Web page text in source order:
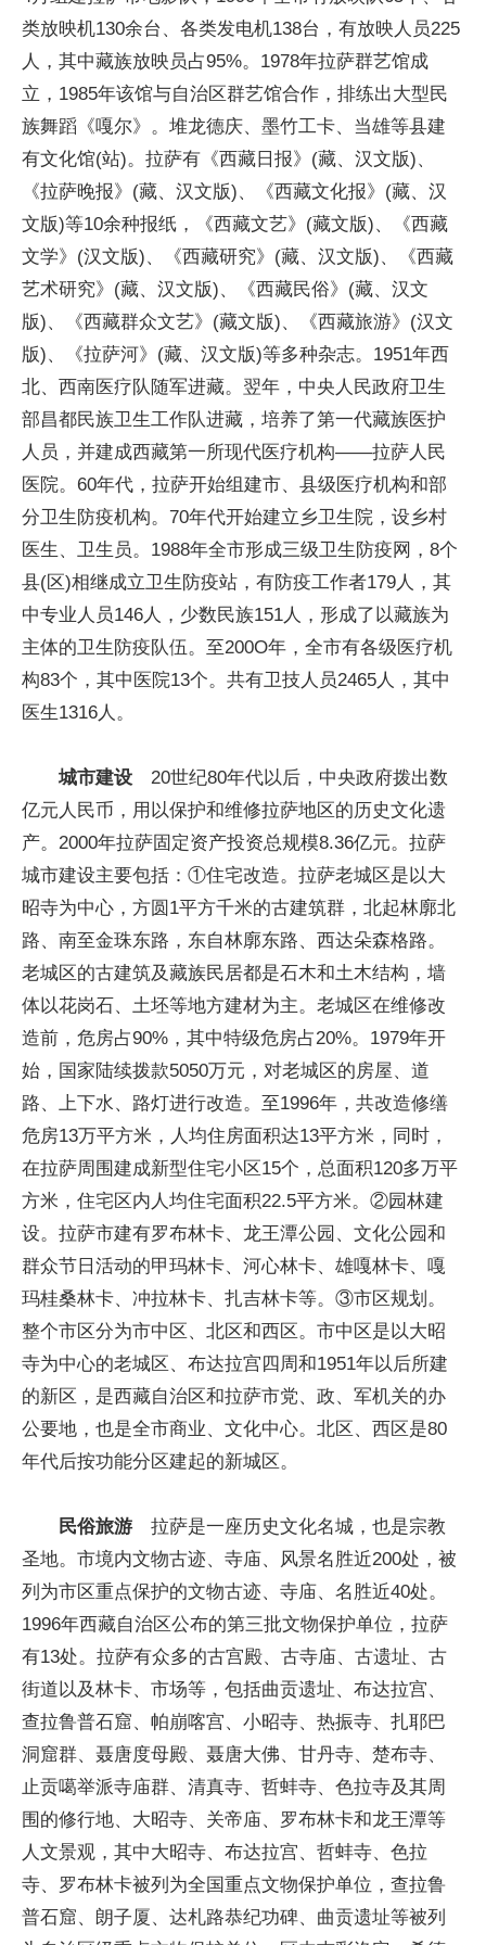
类放映机130余台、各类发电机138台，有放映人员225
人，其中藏族放映员占95%。1978年拉萨群艺馆成
立，1985年该馆与自治区群艺馆合作，排练出大型民
族舞蹈《嘎尔》。堆龙德庆、墨竹工卡、当雄等县建
有文化馆(站)。拉萨有《西藏日报》(藏、汉文版)、
《拉萨晚报》(藏、汉文版)、《西藏文化报》(藏、汉
文版)等10余种报纸，《西藏文艺》(藏文版)、《西藏
文学》(汉文版)、《西藏研究》(藏、汉文版)、《西藏
艺术研究》(藏、汉文版)、《西藏民俗》(藏、汉文
版)、《西藏群众文艺》(藏文版)、《西藏旅游》(汉文
版)、《拉萨河》(藏、汉文版)等多种杂志。1951年西
北、西南医疗队随军进藏。翌年，中央人民政府卫生
部昌都民族卫生工作队进藏，培养了第一代藏族医护
人员，并建成西藏第一所现代医疗机构——拉萨人民
医院。60年代，拉萨开始组建市、县级医疗机构和部
分卫生防疫机构。70年代开始建立乡卫生院，设乡村
医生、卫生员。1988年全市形成三级卫生防疫网，8个
县(区)相继成立卫生防疫站，有防疫工作者179人，其
中专业人员146人，少数民族151人，形成了以藏族为
主体的卫生防疫队伍。至200O年，全市有各级医疗机
构83个，其中医院13个。共有卫技人员2465人，其中
医生1316人。
城市建设 20世纪80年代以后，中央政府拨出数
亿元人民币，用以保护和维修拉萨地区的历史文化遗
产。2000年拉萨固定资产投资总规模8.36亿元。拉萨
城市建设主要包括：①住宅改造。拉萨老城区是以大
昭寺为中心，方圆1平方千米的古建筑群，北起林廓北
路、南至金珠东路，东自林廓东路、西达朵森格路。
老城区的古建筑及藏族民居都是石木和土木结构，墙
体以花岗石、土坯等地方建材为主。老城区在维修改
造前，危房占90%，其中特级危房占20%。1979年开
始，国家陆续拨款5050万元，对老城区的房屋、道
路、上下水、路灯进行改造。至1996年，共改造修缮
危房13万平方米，人均住房面积达13平方米，同时，
在拉萨周围建成新型住宅小区15个，总面积120多万平
方米，住宅区内人均住宅面积22.5平方米。②园林建
设。拉萨市建有罗布林卡、龙王潭公园、文化公园和
群众节日活动的甲玛林卡、河心林卡、雄嘎林卡、嘎
玛桂桑林卡、冲拉林卡、扎吉林卡等。③市区规划。
整个市区分为市中区、北区和西区。市中区是以大昭
寺为中心的老城区、布达拉宫四周和1951年以后所建
的新区，是西藏自治区和拉萨市党、政、军机关的办
公要地，也是全市商业、文化中心。北区、西区是80
年代后按功能分区建起的新城区。
民俗旅游拉萨是一座历史文化名城，也是宗教
圣地。市境内文物古迹、寺庙、风景名胜近200处，被
列为市区重点保护的文物古迹、寺庙、名胜近40处。
1996年西藏自治区公布的第三批文物保护单位，拉萨
有13处。拉萨有众多的古宫殿、古寺庙、古遗址、古
街道以及林卡、市场等，包括曲贡遗址、布达拉宫、
查拉鲁普石窟、帕崩喀宫、小昭寺、热振寺、扎耶巴
洞窟群、聂唐度母殿、聂唐大佛、甘丹寺、楚布寺、
止贡噶举派寺庙群、清真寺、哲蚌寺、色拉寺及其周
围的修行地、大昭寺、关帝庙、罗布林卡和龙王潭等
人文景观，其中大昭寺、布达拉宫、哲蚌寺、色拉
寺、罗布林卡被列为全国重点文物保护单位，查拉鲁
普石窟、朗子厦、达札路恭纪功碑、曲贡遗址等被列